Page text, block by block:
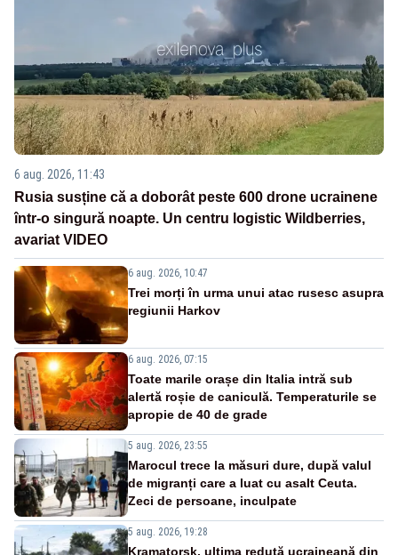
6 aug. 2026, 11:43
Rusia susține că a doborât peste 600 drone ucrainene
într-o singură noapte. Un centru logistic Wildberries,
avariat VIDEO
6 aug. 2026, 10:47
Trei morți în urma unui atac rusesc asupra
regiunii Harkov
6 aug. 2026, 07:15
Toate marile orașe din Italia intră sub
alertă roșie de caniculă. Temperaturile se
apropie de 40 de grade
5 aug. 2026, 23:55
Marocul trece la măsuri dure, după valul
de migranți care a luat cu asalt Ceuta.
Zeci de persoane, inculpate
5 aug. 2026, 19:28
Kramatorsk, ultima redută ucraineană din